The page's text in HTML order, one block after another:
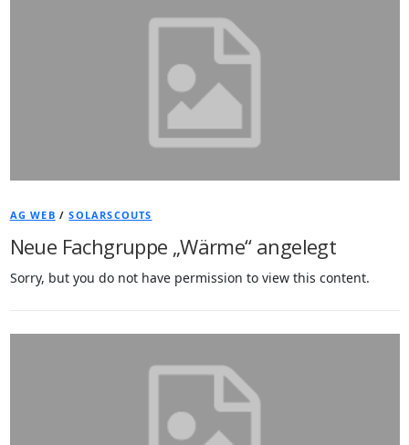
AG WEB /SOLARSCOUTS
Neue Fachgruppe „Wärme“ angelegt
Sorry, but you do not have permission to view this content.